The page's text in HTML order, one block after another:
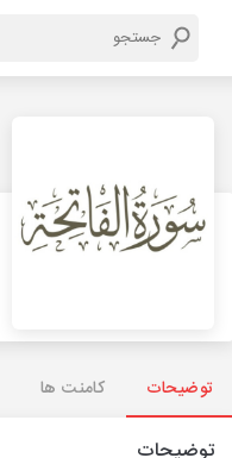
توضیحات کامنت ها
توضیحات